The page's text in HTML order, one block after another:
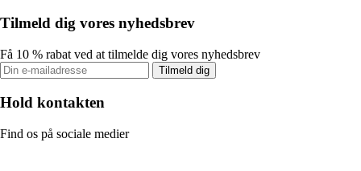
Tilmeld dig vores nyhedsbrev
Få 10 % rabat ved at tilmelde dig vores nyhedsbrev
Tilmeld dig
Hold kontakten
Find os på sociale medier